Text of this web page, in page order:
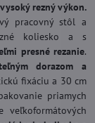
rezný výkon.
pracovný stôl a
koliesko a s
presné rezanie.
dorazom a
fixáciu a 30 cm
priamych
veľkoformátových